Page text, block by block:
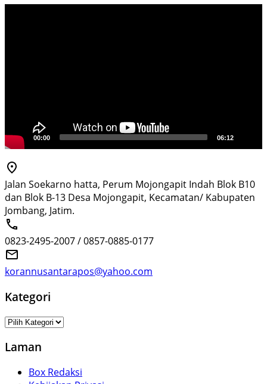
00:00 06:12
Jalan Soekarno hatta, Perum Mojongapit Indah Blok B10
dan Blok B-13 Desa Mojongapit, Kecamatan/ Kabupaten
Jombang, Jatim.
0823-2495-2007 / 0857-0885-0177
korannusantarapos@yahoo.com
Kategori
Kategori
Laman
Box Redaksi